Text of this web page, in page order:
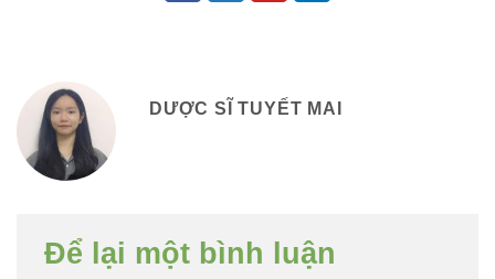
DƯỢC SĨ TUYẾT MAI
Để lại một bình luận